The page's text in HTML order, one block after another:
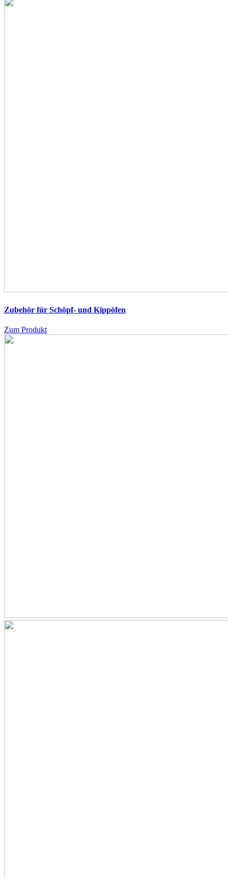
Zubehör für Schöpf- und Kippöfen
Zum Produkt